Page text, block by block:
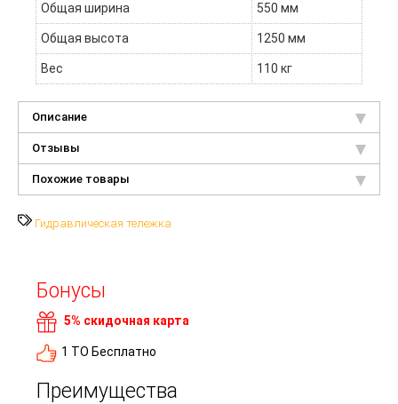
Общая ширина 550 мм
Общая высота 1250 мм
Вес 110 кг
Описание
Отзывы
Похожие товары
Гидравлическая тележка
Бонусы
5% скидочная карта
1 ТО Бесплатно
Преимущества